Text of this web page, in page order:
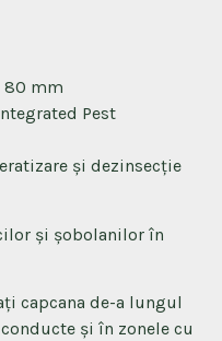
80 mm
Pest
și dezinsecție
şi şobolanilor în
capcana de-a lungul
și în zonele cu